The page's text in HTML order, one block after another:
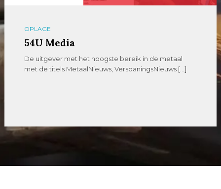
OPLAGE
54U Media
De uitgever met het hoogste bereik in de metaal
met de titels MetaalNieuws, VerspaningsNieuws […]